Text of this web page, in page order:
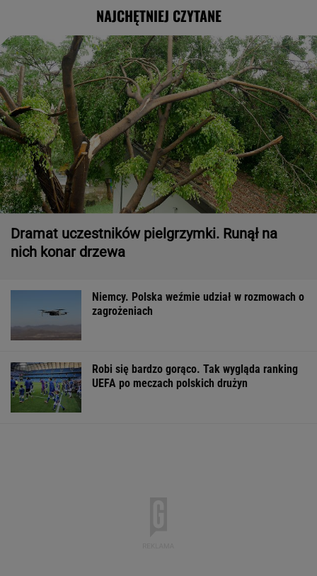
NAJCHĘTNIEJ CZYTANE
Dramat uczestników pielgrzymki. Runął na
nich konar drzewa
Niemcy. Polska weźmie udział w rozmowach o
zagrożeniach
Robi się bardzo gorąco. Tak wygląda ranking
UEFA po meczach polskich drużyn